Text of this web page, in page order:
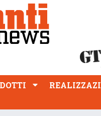
REALIZZAZIONI